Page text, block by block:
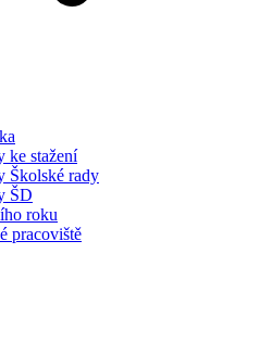
ke stažení
Školské rady
ŠD
roku
pracoviště